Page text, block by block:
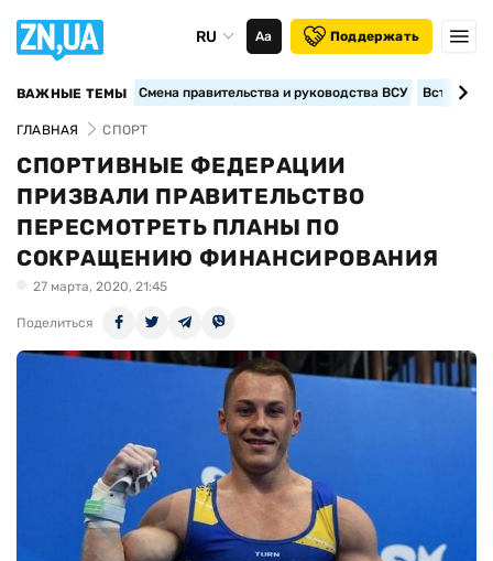
RU Аа Поддержать
ВАЖНЫЕ ТЕМЫ Смена правительства и руководства ВСУ
ГЛАВНАЯ СПОРТ
СПОРТИВНЫЕ ФЕДЕРАЦИИ
ПРИЗВАЛИ ПРАВИТЕЛЬСТВО
ПЕРЕСМОТРЕТЬ ПЛАНЫ ПО
СОКРАЩЕНИЮ ФИНАНСИРОВАНИЯ
27 марта, 2020, 21:45
Поделиться